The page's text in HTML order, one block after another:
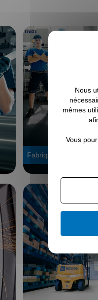
Fabriqué en usine par
Nous
mêmes
Vous